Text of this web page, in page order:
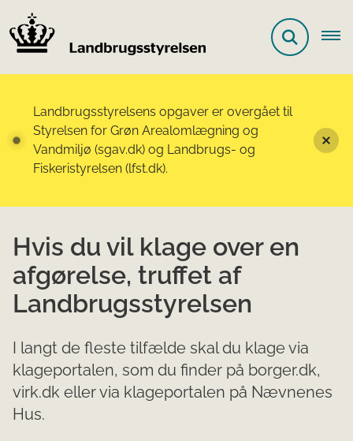
Landbrugsstyrelsens opgaver er overgået til
Styrelsen for Grøn Arealomlægning og
Vandmiljø (sgav.dk) og Landbrugs- og
Fiskeristyrelsen (lfst.dk).
Hvis du vil klage over en
afgørelse, truffet af
Landbrugsstyrelsen
I langt de fleste tilfælde skal du klage via
klageportalen, som du finder på borger.dk,
virk.dk eller via klageportalen på Nævnenes
Hus.